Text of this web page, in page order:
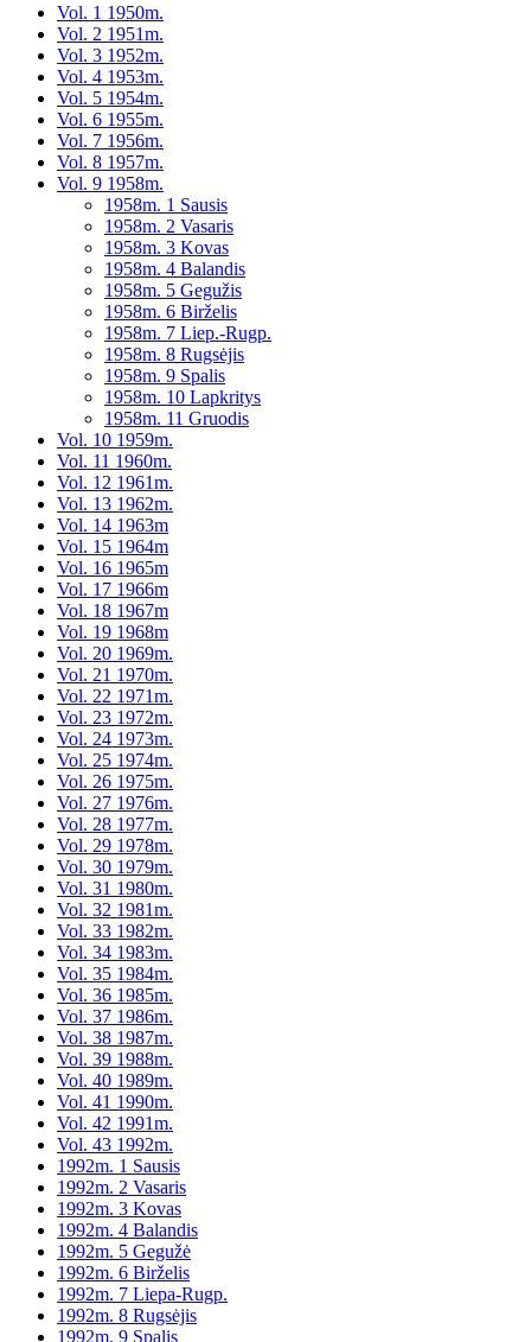
Vol. 1 1950m.
Vol. 2 1951m.
Vol. 3 1952m.
Vol. 4 1953m.
Vol. 5 1954m.
Vol. 6 1955m.
Vol. 7 1956m.
Vol. 8 1957m.
Vol. 9 1958m.
1958m. 1 Sausis
1958m. 2 Vasaris
1958m. 3 Kovas
1958m. 4 Balandis
1958m. 5 Gegužis
1958m. 6 Birželis
1958m. 7 Liep.-Rugp.
1958m. 8 Rugsėjis
1958m. 9 Spalis
1958m. 10 Lapkritys
1958m. 11 Gruodis
Vol. 10 1959m.
Vol. 11 1960m.
Vol. 12 1961m.
Vol. 13 1962m.
Vol. 14 1963m
Vol. 15 1964m
Vol. 16 1965m
Vol. 17 1966m
Vol. 18 1967m
Vol. 19 1968m
Vol. 20 1969m.
Vol. 21 1970m.
Vol. 22 1971m.
Vol. 23 1972m.
Vol. 24 1973m.
Vol. 25 1974m.
Vol. 26 1975m.
Vol. 27 1976m.
Vol. 28 1977m.
Vol. 29 1978m.
Vol. 30 1979m.
Vol. 31 1980m.
Vol. 32 1981m.
Vol. 33 1982m.
Vol. 34 1983m.
Vol. 35 1984m.
Vol. 36 1985m.
Vol. 37 1986m.
Vol. 38 1987m.
Vol. 39 1988m.
Vol. 40 1989m.
Vol. 41 1990m.
Vol. 42 1991m.
Vol. 43 1992m.
1992m. 1 Sausis
1992m. 2 Vasaris
1992m. 3 Kovas
1992m. 4 Balandis
1992m. 5 Gegužė
1992m. 6 Birželis
1992m. 7 Liepa-Rugp.
1992m. 8 Rugsėjis
1992m. 9 Spalis